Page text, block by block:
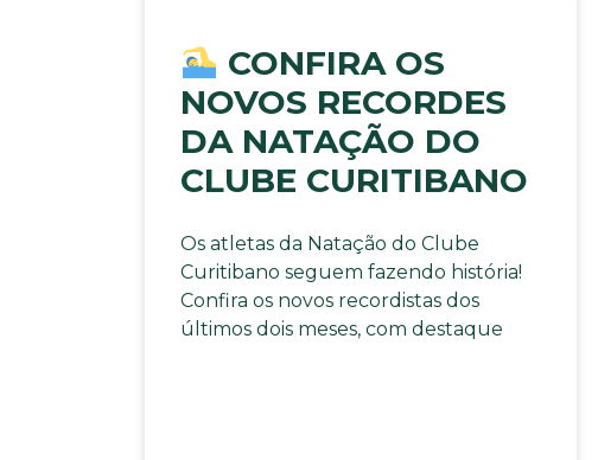
CONFIRA OS
NOVOS RECORDES
DA NATAÇÃO DO
CLUBE CURITIBANO
Os atletas da Natação do Clube
Curitibano seguem fazendo história!
Confira os novos recordistas dos
últimos dois meses, com destaque